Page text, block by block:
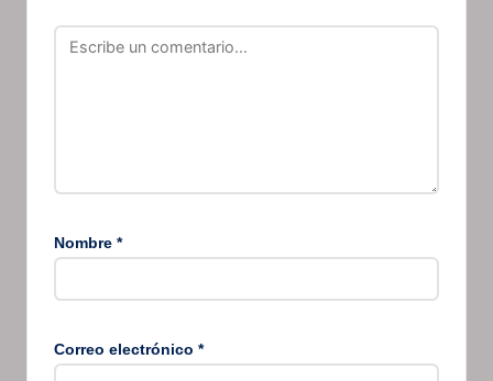
Nombre *
Correo electrónico *